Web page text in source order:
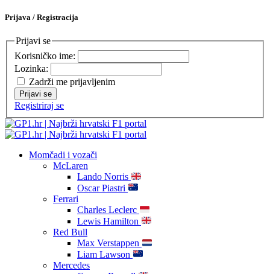
Prijava / Registracija
Prijavi se
Korisničko ime:
Lozinka:
Zadrži me prijavljenim
Prijavi se
Registriraj se
Momčadi i vozači
McLaren
Lando Norris
Oscar Piastri
Ferrari
Charles Leclerc
Lewis Hamilton
Red Bull
Max Verstappen
Liam Lawson
Mercedes